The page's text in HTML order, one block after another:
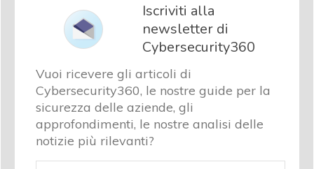
Iscriviti alla
newsletter di
Cybersecurity360
Vuoi ricevere gli articoli di
Cybersecurity360, le nostre guide per la
sicurezza delle aziende, gli
approfondimenti, le nostre analisi delle
notizie più rilevanti?